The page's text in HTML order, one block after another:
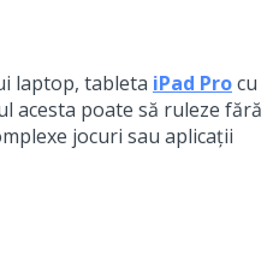
laptop, tableta iPad Procu
acesta poate să ruleze fără
jocuri sau aplicații